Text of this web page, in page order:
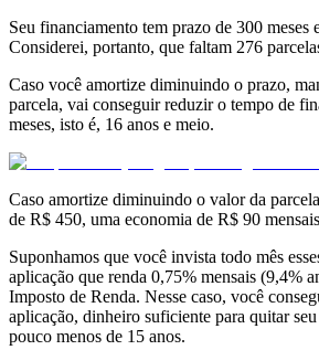
Seu financiamento tem prazo de 300 meses
Considerei, portanto, que faltam 276
Caso você amortize diminuindo o prazo,
parcela, vai conseguir reduzir o tempo de
meses, isto é, 16 anos e meio.
Caso amortize diminuindo o valor da
de R$ 450, uma economia de R$ 90
Suponhamos que você invista todo mês
aplicação que renda 0,75% mensais (9,4%
Imposto de Renda. Nesse caso, você
aplicação, dinheiro suficiente para quitar
pouco menos de 15 anos.